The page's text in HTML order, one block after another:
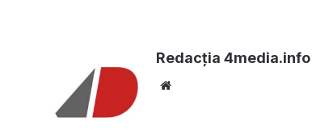
Redacția 4media.info